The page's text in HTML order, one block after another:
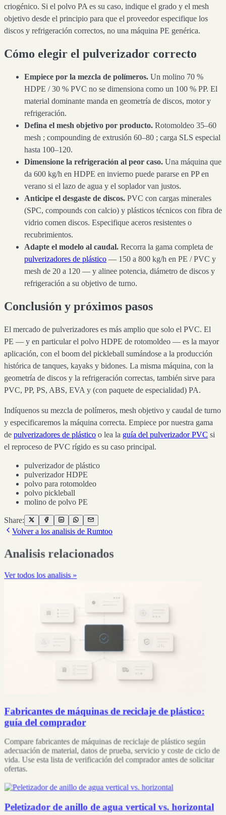
criogénico. Si el polvo PA es su caso, indique el grado y el mesh
objetivo desde el principio para que el proveedor especifique los
discos y refrigeración correctos, no una máquina PE genérica.
Cómo elegir el pulverizador correcto
Empiece por la mezcla de polímeros. Un molino 70 %
HDPE / 30 % PVC no se dimensiona como un 100 % PP. El
material dominante manda en geometría de discos, motor y
refrigeración.
Defina el mesh objetivo por producto. Rotomoldeo 35–60
mesh ; compounding de extrusión 60–80 ; carga SLS especial
hasta 100–120.
Dimensione la refrigeración al peor caso. Una máquina que
da 600 kg/h en HDPE en invierno puede pararse en PP en
verano si el lazo de agua y el soplador van justos.
Anticipe el desgaste de discos. PVC con cargas minerales
(SPC, compounds con calcio) y plásticos técnicos con fibra de
vidrio comen discos. Especifique aceros resistentes o
recubrimientos.
Adapte el modelo al caudal. Recorra la gama completa de
pulverizadores de plástico — 150 a 800 kg/h en PE / PVC y
mesh de 20 a 120 — y alinee potencia, diámetro de discos y
refrigeración a su objetivo de turno.
Conclusión y próximos pasos
El mercado de pulverizadores es más amplio que solo el PVC. El
PE — y en particular el polvo HDPE de rotomoldeo — es la mayor
aplicación, con el boom del pickleball sumándose a la producción
histórica de tanques, kayaks y bidones. La misma máquina, con la
geometría de discos y la refrigeración correctas, también sirve para
PVC, PP, PS, ABS, EVA y (con paquete de especialidad) PA.
Indíquenos su mezcla de polímeros, mesh objetivo y caudal de turno
y especificaremos la máquina correcta. Empiece por nuestra gama
de pulverizadores de plástico o lea la guía del pulverizador PVC si
el reproceso de PVC rígido es su caso principal.
pulverizador de plástico
pulverizador HDPE
polvo para rotomoldeo
polvo pickleball
molino de polvo PE
Share:
Volver a los analisis de Rumtoo
Analisis relacionados
Ver todos los analisis »
Fabricantes de máquinas de reciclaje de plástico:
guía del comprador
Compare fabricantes de máquinas de reciclaje de plástico según
adecuación de material, datos de prueba, servicio y coste de ciclo de
vida. Use esta lista de verificación del comprador antes de solicitar
ofertas.
Peletizador de anillo de agua vertical vs. horizontal